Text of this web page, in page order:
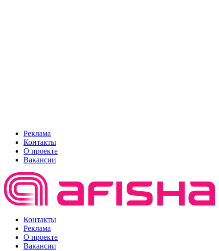
Реклама
Контакты
О проекте
Вакансии
Контакты
Реклама
О проекте
Вакансии